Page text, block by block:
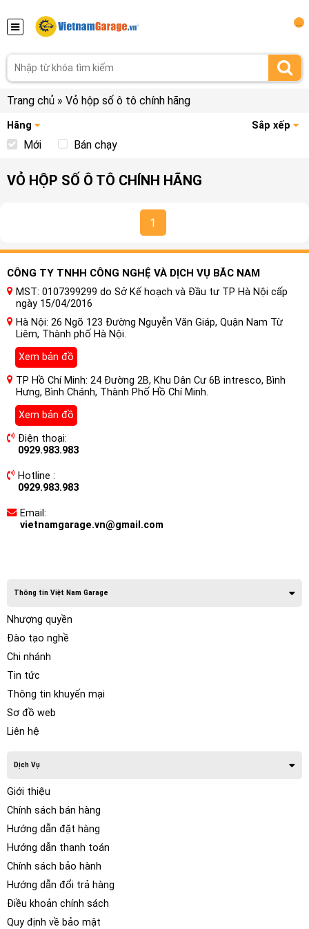
Trang chủ » Vỏ hộp số ô tô chính hãng
Hãng Sắp xếp
Mới Bán chạy
VỎ HỘP SỐ Ô TÔ CHÍNH HÃNG
1
CÔNG TY TNHH CÔNG NGHỆ VÀ DỊCH VỤ BẮC NAM
MST: 0107399299 do Sở Kế hoạch và Đầu tư TP Hà Nội cấp
ngày 15/04/2016
Hà Nội: 26 Ngõ 123 Đường Nguyễn Văn Giáp, Quận Nam Từ
Liêm, Thành phố Hà Nội.
Xem bản đồ
TP Hồ Chí Minh: 24 Đường 2B, Khu Dân Cư 6B intresco, Bình
Hưng, Bình Chánh, Thành Phố Hồ Chí Minh.
Xem bản đồ
Điện thoại:
0929.983.983
Hotline :
0929.983.983
Email:
vietnamgarage.vn@gmail.com
Thông tin Việt Nam Garage
Nhượng quyền
Đào tạo nghề
Chi nhánh
Tin tức
Thông tin khuyến mại
Sơ đồ web
Liên hệ
Dịch Vụ
Giới thiệu
Chính sách bán hàng
Hướng dẫn đặt hàng
Hướng dẫn thanh toán
Chính sách bảo hành
Hướng dẫn đổi trả hàng
Điều khoản chính sách
Quy định về bảo mật